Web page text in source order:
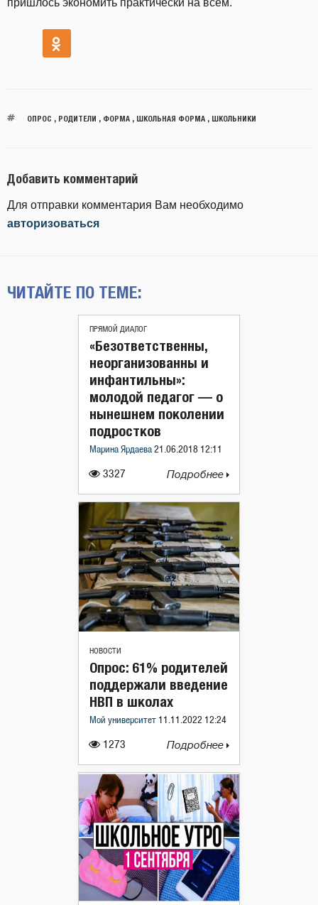
пришлось экономить практически на всем.
ОПРОС , РОДИТЕЛИ , ФОРМА, ШКОЛЬНАЯ ФОРМА, ШКОЛЬНИКИ
Добавить комментарий
Для отправки комментария Вам необходимо
авторизоваться
ЧИТАЙТЕ ПО ТЕМЕ:
ПРЯМОЙ ДИАЛОГ
3327
«Безответственны,
неорганизованны и
инфантильны»:
молодой педагог — о
нынешнем поколении
подростков
Марина Ярдаева 21.06.2018 12:11
Подробнее
НОВОСТИ
1273
Опрос: 61% родителей
поддержали введение
НВП в школах
Мой университет 11.11.2022 12:24
Подробнее